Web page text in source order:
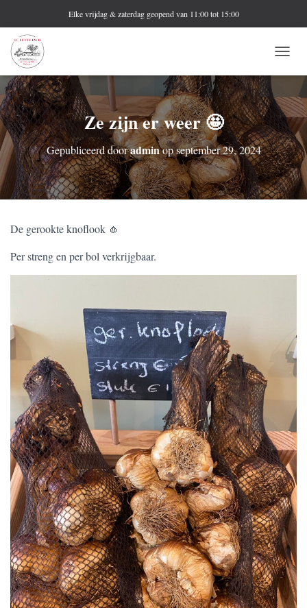
Elke vrijdag & zaterdag geopend van 11:00 tot 15:00
A
I
G
A
T
I
E
W
I
Ze zijn er weer 🤩
Gepubliceerd dooradminopseptember 29, 2024
De gerookte knoflook 🧄
Per streng en per bol verkrijgbaar.